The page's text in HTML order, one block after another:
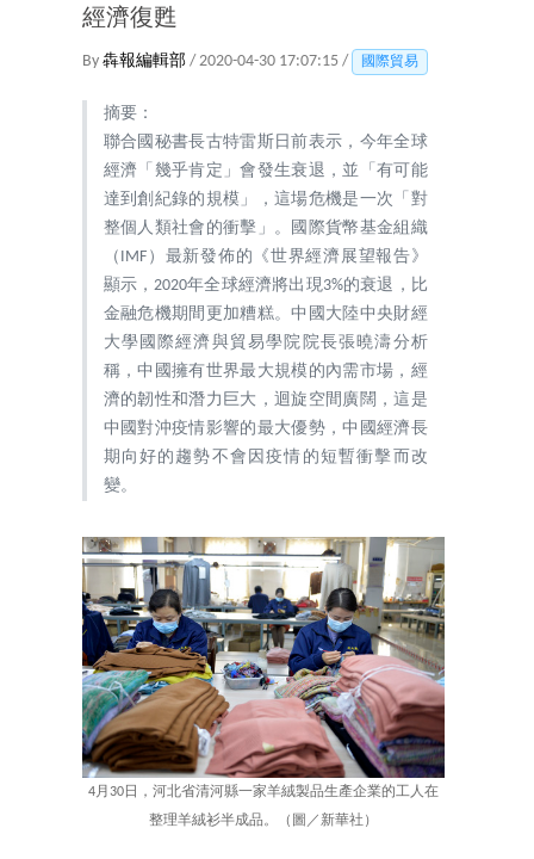
經濟復甦
By 犇報編輯部 / 2020-04-30 17:07:15 / 國際貿易
摘要：
聯合國秘書長古特雷斯日前表示，今年全球
經濟「幾乎肯定」會發生衰退，並「有可能
達到創紀錄的規模」，這場危機是一次「對
整個人類社會的衝擊」。國際貨幣基金組織
（IMF）最新發佈的《世界經濟展望報告》
顯示，2020年全球經濟將出現3%的衰退，比
金融危機期間更加糟糕。中國大陸中央財經
大學國際經濟與貿易學院院長張曉濤分析
稱，中國擁有世界最大規模的內需市場，經
濟的韌性和潛力巨大，迴旋空間廣闊，這是
中國對沖疫情影響的最大優勢，中國經濟長
期向好的趨勢不會因疫情的短暫衝擊而改
變。
4月30日，河北省清河縣一家羊絨製品生產企業的工人在
整理羊絨衫半成品。（圖／新華社）